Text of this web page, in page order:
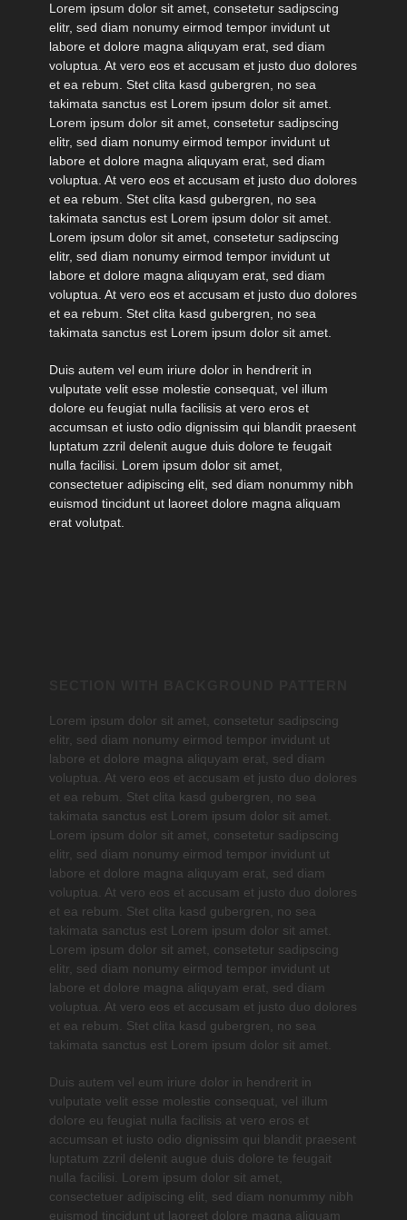
Lorem ipsum dolor sit amet, consetetur sadipscing
elitr, sed diam nonumy eirmod tempor invidunt ut
labore et dolore magna aliquyam erat, sed diam
voluptua. At vero eos et accusam et justo duo dolores
et ea rebum. Stet clita kasd gubergren, no sea
takimata sanctus est Lorem ipsum dolor sit amet.
Lorem ipsum dolor sit amet, consetetur sadipscing
elitr, sed diam nonumy eirmod tempor invidunt ut
labore et dolore magna aliquyam erat, sed diam
voluptua. At vero eos et accusam et justo duo dolores
et ea rebum. Stet clita kasd gubergren, no sea
takimata sanctus est Lorem ipsum dolor sit amet.
Lorem ipsum dolor sit amet, consetetur sadipscing
elitr, sed diam nonumy eirmod tempor invidunt ut
labore et dolore magna aliquyam erat, sed diam
voluptua. At vero eos et accusam et justo duo dolores
et ea rebum. Stet clita kasd gubergren, no sea
takimata sanctus est Lorem ipsum dolor sit amet.
Duis autem vel eum iriure dolor in hendrerit in
vulputate velit esse molestie consequat, vel illum
dolore eu feugiat nulla facilisis at vero eros et
accumsan et iusto odio dignissim qui blandit praesent
luptatum zzril delenit augue duis dolore te feugait
nulla facilisi. Lorem ipsum dolor sit amet,
consectetuer adipiscing elit, sed diam nonummy nibh
euismod tincidunt ut laoreet dolore magna aliquam
erat volutpat.
Lorem ipsum dolor sit amet, consetetur sadipscing
elitr, sed diam nonumy eirmod tempor invidunt ut
labore et dolore magna aliquyam erat, sed diam
voluptua. At vero eos et accusam et justo duo dolores
et ea rebum. Stet clita kasd gubergren, no sea
takimata sanctus est Lorem ipsum dolor sit amet.
Lorem ipsum dolor sit amet, consetetur sadipscing
elitr, sed diam nonumy eirmod tempor invidunt ut
labore et dolore magna aliquyam erat, sed diam
voluptua. At vero eos et accusam et justo duo dolores
et ea rebum. Stet clita kasd gubergren, no sea
takimata sanctus est Lorem ipsum dolor sit amet.
Lorem ipsum dolor sit amet, consetetur sadipscing
elitr, sed diam nonumy eirmod tempor invidunt ut
labore et dolore magna aliquyam erat, sed diam
voluptua. At vero eos et accusam et justo duo dolores
et ea rebum. Stet clita kasd gubergren, no sea
takimata sanctus est Lorem ipsum dolor sit amet.
Duis autem vel eum iriure dolor in hendrerit in
vulputate velit esse molestie consequat, vel illum
dolore eu feugiat nulla facilisis at vero eros et
accumsan et iusto odio dignissim qui blandit praesent
luptatum zzril delenit augue duis dolore te feugait
nulla facilisi. Lorem ipsum dolor sit amet,
consectetuer adipiscing elit, sed diam nonummy nibh
euismod tincidunt ut laoreet dolore magna aliquam